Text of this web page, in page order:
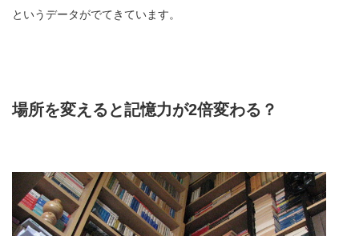
というデータがでてきています。
場所を変えると記憶力が2倍変わる？